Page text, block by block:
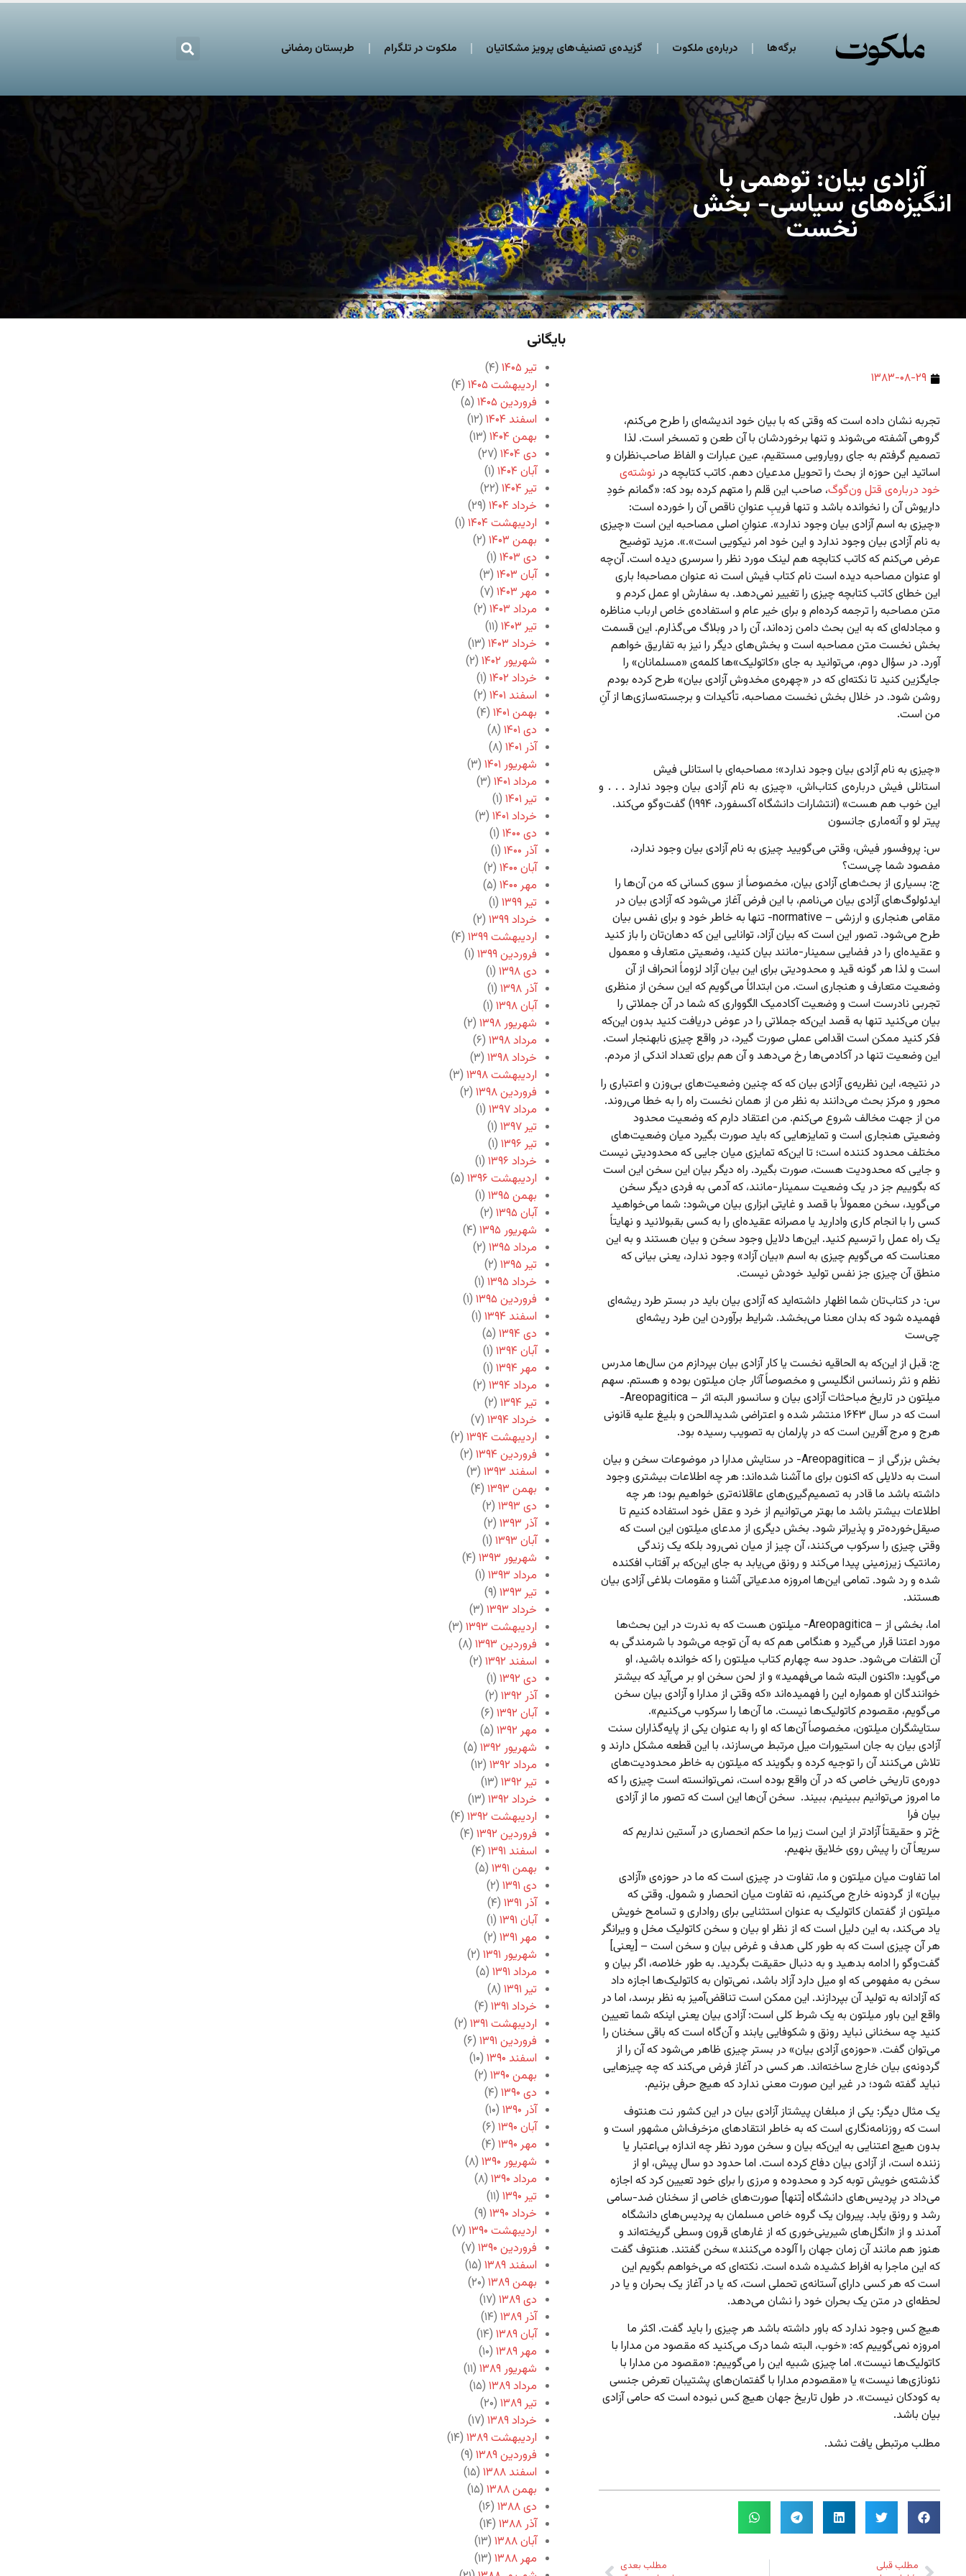
برگه‌ها درباره‌ی ملکوت گزیده‌ی تصنیف‌های پرویز مشکاتیان ملکوت در تلگرام طربستان رمضانی
آزادی بیان: توهمی با
انگیزه‌های سیاسی- بخش
نخست
۱۳۸۳-۰۸-۲۹
تجربه نشان داده است که وقتی که با بیان خود اندیشه‌ای را طرح می‌کنم،
گروهی آشفته می‌شوند و تنها برخوردشان با آن طعن و تمسخر است. لذا
تصمیم گرفتم به جای رویارویی مستقیم، عین عبارات و الفاظ صاحب‌نظران و
اساتید این حوزه از بحث را تحویل مدعیان دهم. کاتب کتابچه در نوشته‌ی
خود درباره‌ی قتل ون‌گوگ، صاحب این قلم را متهم کرده بود که: «گمانم خودِ
داریوش آن را نخوانده باشد و تنها فریبِ عنوانِ ناقص آن را خورده است:
«چیزی به اسم آزادی بیان وجود ندارد». عنوانِ اصلی مصاحبه این است «چیزی
به نام آزادی بیان وجود ندارد و این خود امر نیکویی است».». مزید توضیح
عرض می‌کنم که کاتب کتابچه هم لینک مورد نظر را سرسری دیده‌ است. آن‌چه
او عنوان مصاحبه دیده‌ است نام کتاب فیش است نه عنوان مصاحبه! باری
این خطای کاتب کتابچه چیزی را تغییر نمی‌دهد. به سفارش او عمل کردم و
متن مصاحبه را ترجمه کرده‌ام و برای خیر عام و استفاده‌ی خاص ارباب مناظره
و مجادله‌ای که به این بحث دامن زده‌اند،‌ آن را در وبلاگ می‌گذارم. این قسمت
بخش نخست متن مصاحبه است و بخش‌های دیگر را نیز به تفاریق خواهم
آورد. در سؤال دوم، می‌توانید به جای «کاتولیک‌»‌ها کلمه‌ی «مسلمانان» را
جایگزین کنید تا نکته‌‌ای که در «چهره‌ی مخدوش آزادی بیان» طرح کرده بودم
روشن شود. در خلال بخش نخست مصاحبه،‌ تأکیدات و برجسته‌سازی‌ها از آنِ
من است.
«چیزی به نام آزادی بیان وجود ندارد»؛ مصاحبه‌ای با استانلی فیش
استانلی فیش درباره‌ی کتاب‌اش، «چیزی به نام آزادی بیان وجود ندارد . . . و
این خوب هم هست» (انتشارات دانشگاه آکسفورد، ۱۹۹۴) گفت‌وگو می‌کند.
پیتر لو و آنه‌ماری جانسون
س: پروفسور فیش، وقتی می‌گویید چیزی به نام آزادی بیان وجود ندارد،
مفصود شما چی‌ست؟
ج: بسیاری از بحث‌های آزادی بیان، مخصوصاً از سوی کسانی که من آن‌ها را
ایدئولوگ‌های آزادی بیان می‌نامم، با این فرض آغاز می‌شود که آزادی بیان در
مقامی هنجاری و ارزشی – normative- تنها به خاطر خود و برای نفس بیان
طرح می‌شود. تصور این است که بیان آزاد، توانایی این که دهان‌تان را باز کنید
و عقیده‌ای را در فضایی سمینار-مانند بیان کنید، وضعیتی متعارف و معمول
است و لذا هر گونه قید و محدودیتی برای این بیان آزاد لزوماً انحراف از آن
وضعیت متعارف و هنجاری است. من ابتدائاً‌ می‌گویم که این سخن از منظری
تجربی نادرست است و وضعیت آکادمیک الگوواری که شما در آن جملاتی را
بیان می‌کنید تنها به قصد این‌که جملاتی را در عوض دریافت کنید بدون این‌که
فکر کنید ممکن است اقدامی عملی صورت گیرد، در واقع چیزی نابهنجار است.
این وضعیت تنها در آکادمی‌ها رخ می‌دهد و آن‌ هم برای تعداد اندکی از مردم.
در نتیجه، این نظریه‌ی آزادی بیان که که چنین وضعیت‌های بی‌وزن و اعتباری را
محور و مرکز بحث می‌دانند به نظر من از همان نخست راه را به خطا می‌روند.
من از جهت مخالف شروع می‌کنم. من اعتقاد دارم که وضعیت محدود
وضعیتی هنجاری است و تمایزهایی که باید صورت بگیرد میان وضعیت‌های
مختلف محدود کننده است؛ تا این‌که تمایزی میان جایی که محدودیتی نیست
و جایی که محدودیت هست، صورت بگیرد. راه دیگر بیان این سخن این است
که بگوییم جز در یک وضعیت سمینار-مانند، که آدمی به فردی دیگر سخن
می‌گوید، سخن معمولاً با قصد و غایتی ابزاری بیان می‌شود: شما می‌خواهید
کسی را با انجام کاری وادارید یا مصرانه عقیده‌ای را به کسی بقبولانید و نهایتاً
یک راه عمل را ترسیم کنید. این‌ها دلایل وجود سخن و بیان هستند و به این
معناست که می‌گویم چیزی به اسم «بیان آزاد» وجود ندارد، یعنی بیانی که
منطق آن چیزی جز نفس تولید خودش نیست.
س: در کتاب‌تان شما اظهار داشته‌اید که آزادی بیان باید در بستر طرد ریشه‌ای
فهمیده شود که بدان معنا می‌بخشد. شرایط برآوردن این طرد ریشه‌ای
چی‌ست
ج: قبل از این‌که به الحاقیه نخست یا کار آزادی بیان بپردازم من سال‌ها مدرس
نظم و نثر رنسانس انگلیسی و مخصوصاً آثار جان میلتون بوده و هستم. سهم
میلتون در تاریخ مباحثات آزادی بیان و سانسور البته اثر – Areopagitica-
است که در سال ۱۶۴۳ منتشر شده و اعتراضی شدید‌اللحن و بلیغ علیه قانونی
هرج و مرج آفرین است که در پارلمان به تصویب رسیده بود.
بخش بزرگی از – Areopagitica- در ستایش مدارا در موضوعات سخن و بیان
است به دلایلی که اکنون برای ما آشنا شده‌اند: هر چه اطلاعات بیشتری وجود
داشته باشد ما قادر به تصمیم‌گیری‌های عاقلانه‌تری خواهیم بود؛ هر چه
اطلاعات بیشتر باشد ما بهتر می‌توانیم از خرد و عقل خود استفاده کنیم تا
صیقل‌خورده‌تر و پذیراتر شود. بخش دیگری از مدعای میلتون این است که
وقتی چیزی را سرکوب می‌کنند، آن چیز از میان نمی‌رود بلکه یک زندگی
رمانتیک زیرزمینی پیدا می‌کند و رونق می‌یابد به جای این‌که بر آفتاب افکنده
شده و رد شود. تمامی این‌ها امروزه مدعیاتی آشنا و مقومات بلاغی آزادی بیان
هستند.
اما، بخشی از – Areopagitica- میلتون هست که به ندرت در این بحث‌ها
مورد اعتنا قرار می‌گیرد و هنگامی هم که به آن توجه می‌شود با شرمندگی به
آن التفات می‌شود. حدود سه چهارم کتاب میلتون را که خوانده باشید، او
می‌گوید: «اکنون البته شما می‌فهمید» و از لحن سخن او بر می‌آید که بیشتر
خوانندگان او همواره این را فهمیده‌اند «که وقتی از مدارا و آزادی بیان سخن
می‌گویم، مقصودم کاتولیک‌ها نیست. ما آن‌ها را سرکوب می‌کنیم».
ستایشگران میلتون، مخصوصاً آن‌ها که او را به عنوان یکی از پایه‌گذاران سنت
آزادی بیان به جان استیورات میل مرتبط می‌سازند، با این قطعه مشکل دارند و
تلاش می‌کنند آن را توجیه کرده و بگویند که میلتون به خاطر محدودیت‌های
دوره‌ی تاریخی خاصی که در آن واقع بوده است، نمی‌توانسته است چیزی را که
ما امروز می‌توانیم ببینیم، ببیند. سخن آن‌ها این است که تصور ما از آزادی
بیان فرا
خ‌تر و حقیقتاً آزادتر از این است زیرا ما حکم انحصاری در آستین نداریم که
سریعاً آن را پیش روی خلایق بنهیم.
اما تفاوت میان میلتون و ما، تفاوت در چیزی است که ما در حوزه‌ی «آزادی
بیان» از گردونه خارج می‌کنیم، نه تفاوت میان انحصار و شمول. وقتی که
میلتون از گفتمان کاتولیک به عنوان استثنایی برای رواداری و تسامح خویش
یاد می‌کند، به این دلیل است که از نظر او بیان و سخن کاتولیک مخل و ویرانگر
هر آن‌ چیزی است که به طور کلی هدف و غرض بیان و سخن است – [یعنی]
گفت‌وگو را ادامه بدهید و به دنبال حقیقت بگردید. به طور خلاصه، اگر بیان و
سخن به مفهومی که او میل دارد آزاد باشد،‌ نمی‌توان به کاتولیک‌ها اجازه داد
که آزادانه به تولید آن بپردازند. این ممکن است تناقض‌آمیز به نظر برسد، اما در
واقع این باور میلتون به یک شرط کلی است: آزادی بیان یعنی اینکه شما تعیین
کنید چه سخنانی نباید رونق و شکوفایی یابند و آن‌گاه است که باقی سخنان را
می‌توان گفت. «حوزه‌ی آزادی بیان» در بستر چیزی ظاهر می‌شود که آن را از
گردونه‌ی بیان خارج ساخته‌اند. هر کسی در آغاز فرض می‌کند که چه چیزهایی
نباید گفته شود؛ در غیر این صورت معنی ندارد که هیچ حرفی بزنیم.
یک مثال دیگر: یکی از مبلغان پیشتاز آزادی بیان در این کشور نت هنتوف
است که روزنامه‌نگاری است که به خاطر انتقادهای مزخرف‌اش مشهور است و
بدون هیچ اعتنایی به این‌که بیان و سخن مورد نظر چه اندازه بی‌اعتبار یا
زننده است، از آزادی بیان دفاع کرده است. اما حدود دو سال پیش، او از
گذشته‌ی خویش توبه کرد و محدوده و مرزی را برای خود تعیین کرد که اجازه
می‌داد در پردیس‌های دانشگاه [تنها] صورت‌های خاصی از سخنان ضد-سامی
رشد و رونق یابد. پیروان یک گروه خاص مسلمان به پردیس‌های دانشگاه
آمدند و از «انگل‌های شیرینی‌خوری که از غارهای قرون وسطی گریخته‌اند و
هنوز هم مانند آن زمان جهان را آلوده می‌کنند» سخن گفتند. هنتوف گفت
که این ماجرا به افراط کشیده شده است. نکته‌ای که می‌خواهم بگویم این
است که هر کسی دارای آستانه‌ی تحملی است، که یا در آغاز یک بحران و یا در
لحظه‌ای در متن یک بحران خود را نشان می‌دهد.
هیچ کس وجود ندارد که باور داشته باشد هر چیزی را باید گفت. اکثر ما
امروزه نمی‌گوییم که: «خوب، البته شما درک می‌کنید که مقصود من مدارا با
کاتولیک‌ها نیست». اما چیزی شبیه این را می‌گوییم: «مقصود من مدارا با
نئونازی‌ها نیست» یا «مقصودم مدارا با گفتمان‌های پشتیبان تعرض جنسی
به کودکان نیست». در طول تاریخ جهان هیچ کس نبوده است که حامی آزادی
بیان باشد.
مطلب مرتبطی یافت نشد.
مطلب قبلی مطلب بعدی
بایگانی
تیر ۱۴۰۵
(۴)
اردیبهشت ۱۴۰۵
(۴)
فروردین ۱۴۰۵
(۵)
اسفند ۱۴۰۴
(۱۲)
بهمن ۱۴۰۴
(۱۳)
دی ۱۴۰۴
(۲۷)
آبان ۱۴۰۴
(۱)
تیر ۱۴۰۴
(۲۲)
خرداد ۱۴۰۴
(۲۹)
اردیبهشت ۱۴۰۴
(۱)
بهمن ۱۴۰۳
(۲)
دی ۱۴۰۳
(۱)
آبان ۱۴۰۳
(۳)
مهر ۱۴۰۳
(۷)
مرداد ۱۴۰۳
(۲)
تیر ۱۴۰۳
(۱۱)
خرداد ۱۴۰۳
(۱۳)
شهریور ۱۴۰۲
(۲)
خرداد ۱۴۰۲
(۱)
اسفند ۱۴۰۱
(۲)
بهمن ۱۴۰۱
(۴)
دی ۱۴۰۱
(۸)
آذر ۱۴۰۱
(۸)
شهریور ۱۴۰۱
(۳)
مرداد ۱۴۰۱
(۳)
تیر ۱۴۰۱
(۱)
خرداد ۱۴۰۱
(۳)
دی ۱۴۰۰
(۱)
آذر ۱۴۰۰
(۱)
آبان ۱۴۰۰
(۲)
مهر ۱۴۰۰
(۵)
تیر ۱۳۹۹
(۱)
خرداد ۱۳۹۹
(۲)
اردیبهشت ۱۳۹۹
(۴)
فروردین ۱۳۹۹
(۱)
دی ۱۳۹۸
(۱)
آذر ۱۳۹۸
(۱)
آبان ۱۳۹۸
(۱)
شهریور ۱۳۹۸
(۲)
مرداد ۱۳۹۸
(۶)
خرداد ۱۳۹۸
(۳)
اردیبهشت ۱۳۹۸
(۳)
فروردین ۱۳۹۸
(۲)
مرداد ۱۳۹۷
(۱)
تیر ۱۳۹۷
(۱)
تیر ۱۳۹۶
(۱)
خرداد ۱۳۹۶
(۱)
اردیبهشت ۱۳۹۶
(۵)
بهمن ۱۳۹۵
(۱)
آبان ۱۳۹۵
(۲)
شهریور ۱۳۹۵
(۴)
مرداد ۱۳۹۵
(۲)
تیر ۱۳۹۵
(۲)
خرداد ۱۳۹۵
(۱)
فروردین ۱۳۹۵
(۱)
اسفند ۱۳۹۴
(۱)
دی ۱۳۹۴
(۵)
آبان ۱۳۹۴
(۱)
مهر ۱۳۹۴
(۱)
مرداد ۱۳۹۴
(۲)
تیر ۱۳۹۴
(۲)
خرداد ۱۳۹۴
(۷)
اردیبهشت ۱۳۹۴
(۲)
فروردین ۱۳۹۴
(۲)
اسفند ۱۳۹۳
(۳)
بهمن ۱۳۹۳
(۴)
دی ۱۳۹۳
(۲)
آذر ۱۳۹۳
(۲)
آبان ۱۳۹۳
(۱)
شهریور ۱۳۹۳
(۴)
مرداد ۱۳۹۳
(۱)
تیر ۱۳۹۳
(۹)
خرداد ۱۳۹۳
(۳)
اردیبهشت ۱۳۹۳
(۳)
فروردین ۱۳۹۳
(۸)
اسفند ۱۳۹۲
(۲)
دی ۱۳۹۲
(۱)
آذر ۱۳۹۲
(۲)
آبان ۱۳۹۲
(۶)
مهر ۱۳۹۲
(۵)
شهریور ۱۳۹۲
(۵)
مرداد ۱۳۹۲
(۱۲)
تیر ۱۳۹۲
(۱۳)
خرداد ۱۳۹۲
(۱۳)
اردیبهشت ۱۳۹۲
(۴)
فروردین ۱۳۹۲
(۴)
اسفند ۱۳۹۱
(۴)
بهمن ۱۳۹۱
(۵)
دی ۱۳۹۱
(۲)
آذر ۱۳۹۱
(۴)
آبان ۱۳۹۱
(۱)
مهر ۱۳۹۱
(۲)
شهریور ۱۳۹۱
(۲)
مرداد ۱۳۹۱
(۵)
تیر ۱۳۹۱
(۸)
خرداد ۱۳۹۱
(۴)
اردیبهشت ۱۳۹۱
(۲)
فروردین ۱۳۹۱
(۶)
اسفند ۱۳۹۰
(۱۰)
بهمن ۱۳۹۰
(۲)
دی ۱۳۹۰
(۴)
آذر ۱۳۹۰
(۱۰)
آبان ۱۳۹۰
(۶)
مهر ۱۳۹۰
(۴)
شهریور ۱۳۹۰
(۸)
مرداد ۱۳۹۰
(۸)
تیر ۱۳۹۰
(۱۱)
خرداد ۱۳۹۰
(۹)
اردیبهشت ۱۳۹۰
(۷)
فروردین ۱۳۹۰
(۷)
اسفند ۱۳۸۹
(۱۵)
بهمن ۱۳۸۹
(۲۰)
دی ۱۳۸۹
(۱۷)
آذر ۱۳۸۹
(۱۴)
آبان ۱۳۸۹
(۱۴)
مهر ۱۳۸۹
(۱۰)
شهریور ۱۳۸۹
(۱۱)
مرداد ۱۳۸۹
(۱۵)
تیر ۱۳۸۹
(۲۰)
خرداد ۱۳۸۹
(۱۷)
اردیبهشت ۱۳۸۹
(۱۴)
فروردین ۱۳۸۹
(۹)
اسفند ۱۳۸۸
(۱۵)
بهمن ۱۳۸۸
(۱۵)
دی ۱۳۸۸
(۱۶)
آذر ۱۳۸۸
(۱۴)
آبان ۱۳۸۸
(۱۳)
مهر ۱۳۸۸
(۱۳)